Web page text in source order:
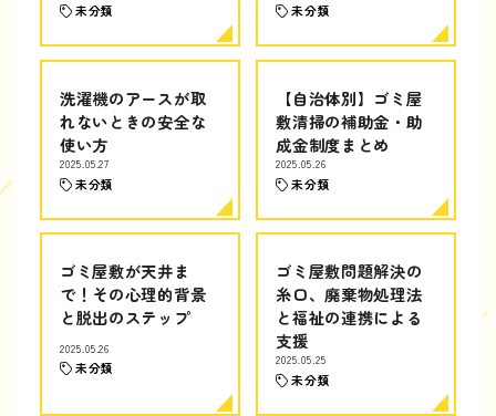
未分類 未分類
洗濯機のアースが取
れないときの安全な
使い方
2025.05.27
未分類
【自治体別】ゴミ屋
敷清掃の補助金・助
成金制度まとめ
2025.05.26
未分類
ゴミ屋敷が天井ま
で！その心理的背景
と脱出のステップ
2025.05.26
未分類
ゴミ屋敷問題解決の
糸口、廃棄物処理法
と福祉の連携による
支援
2025.05.25
未分類